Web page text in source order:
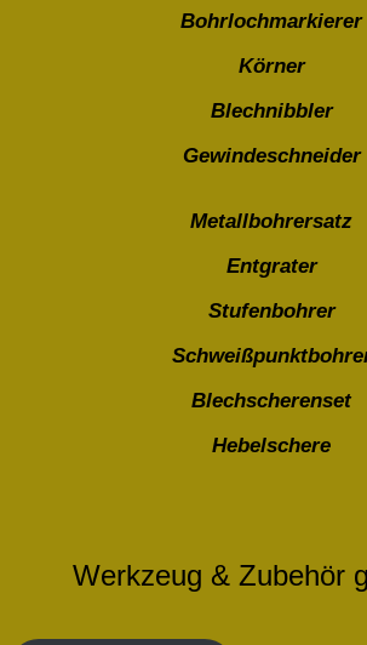
Bohrlochmarkierer
Körner
Blechnibbler
Gewindeschneider
Metallbohrersatz
Entgrater
Stufenbohrer
Blechscherenset
Hebelschere
Werkzeug & Zubehör